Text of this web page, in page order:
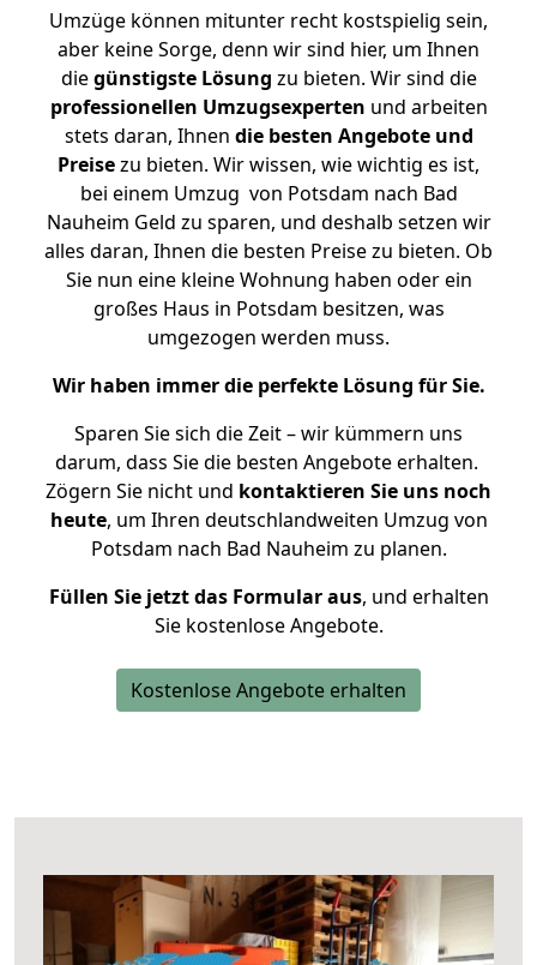
Umzüge können mitunter recht kostspielig sein,
aber keine Sorge, denn wir sind hier, um Ihnen
diegünstigste Lösung zu bieten. Wir sind die
professionellen Umzugsexperten und arbeiten
stets daran, Ihnen die besten Angebote und
Preisezu bieten. Wir wissen, wie wichtig es ist,
bei einem Umzug von Potsdam nach Bad
Nauheim Geld zu sparen, und deshalb setzen wir
alles daran, Ihnen die besten Preise zu bieten. Ob
Sie nun eine kleine Wohnung haben oder ein
großes Haus in Potsdam besitzen, was
umgezogen werden muss.
Wir haben immer die perfekte Lösung für Sie.
Sparen Sie sich die Zeit – wir kümmern uns
darum, dass Sie die besten Angebote erhalten.
Zögern Sie nicht und kontaktieren Sie uns noch
heute, um Ihren deutschlandweiten Umzug von
Potsdam nach Bad Nauheim zu planen.
Füllen Sie jetzt das Formular aus, und erhalten
Sie kostenlose Angebote.
Kostenlose Angebote erhalten